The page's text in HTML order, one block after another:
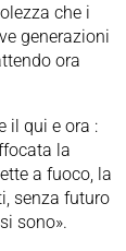
che i
generazioni
ora
il qui e ora :
la
a fuoco, la
senza futuro
sono».